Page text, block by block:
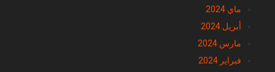
ماي 2024
أبريل 2024
مارس 2024
فبراير 2024